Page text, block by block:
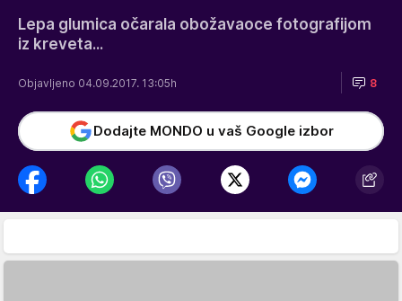
Lepa glumica očarala obožavaoce fotografijom
iz kreveta...
Objavljeno 04.09.2017. 13:05h 8
Dodajte MONDO u vaš Google izbor